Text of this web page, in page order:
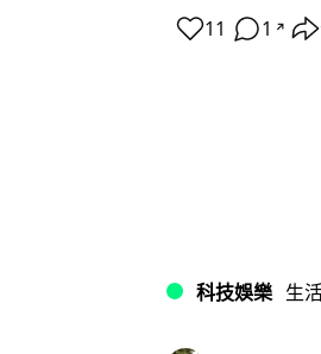
11 1 ↗
科技娛樂 生